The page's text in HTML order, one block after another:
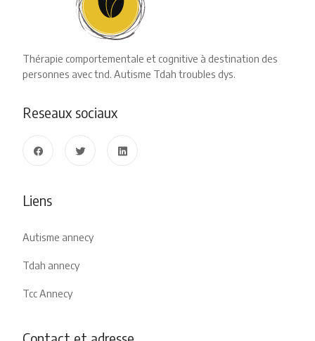
Thérapie comportementale et cognitive à destination des
personnes avec tnd. Autisme Tdah troubles dys.
Reseaux sociaux
Liens
Autisme annecy
Tdah annecy
Tcc Annecy